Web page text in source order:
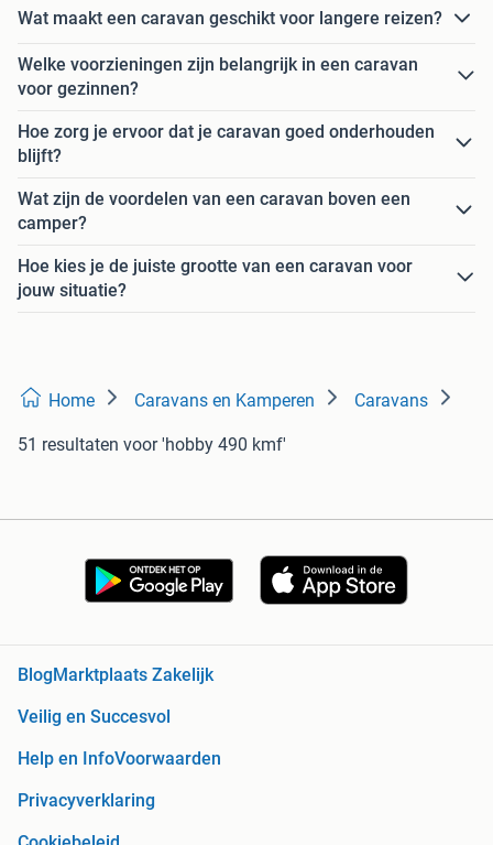
Wat maakt een caravan geschikt voor langere reizen?
Welke voorzieningen zijn belangrijk in een caravan
voor gezinnen?
Hoe zorg je ervoor dat je caravan goed onderhouden
blijft?
Wat zijn de voordelen van een caravan boven een
camper?
Hoe kies je de juiste grootte van een caravan voor
jouw situatie?
Home Caravans en Kamperen Caravans
51 resultaten voor 'hobby 490 kmf'
BlogMarktplaats Zakelijk
Veilig en Succesvol
Help en InfoVoorwaarden
Privacyverklaring